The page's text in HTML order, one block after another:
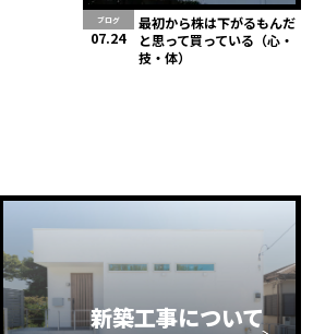
ブログ
07.24
最初から株は下がるもんだ
と思って買っている（心・
技・体）
新築工事について